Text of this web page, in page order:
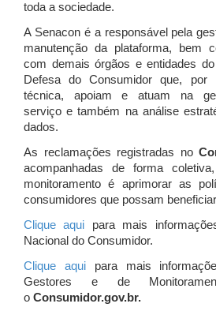
toda a sociedade.
A Senacon é a responsável pela
manutenção da plataforma, bem
com demais órgãos e entidades
Defesa do Consumidor que, por
técnica, apoiam e atuam na
serviço e também na análise
dados.
As reclamações registradas no
acompanhadas de forma
monitoramento é aprimorar as
consumidores que possam
Clique aqui para mais
Nacional do Consumidor.
Clique aquipara mais
Gestores e de
o Consumidor.gov.br.